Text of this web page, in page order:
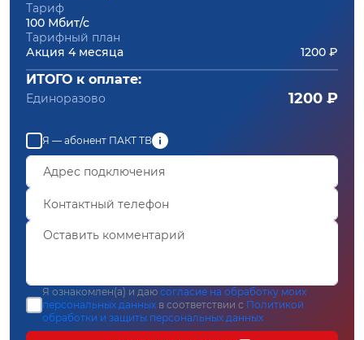
Тариф
100 Мбит/с
Тарифный план
Акция 4 месяца
1200 ₽
ИТОГО к оплате:
Единоразово 1200 ₽
Я — абонент ПАКТ ТВ
Я ознакомлен(а) и даю согласие на обработку моих
персональных данных в соответствии с Политикой
обработки и защиты персональных данных